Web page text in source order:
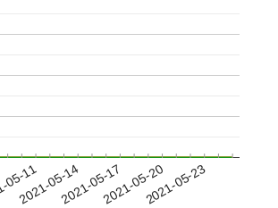
11
2021-05-142021-05-172021-05-202021-05-23